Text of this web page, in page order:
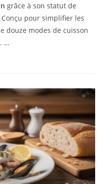
grâce à son statut de
pour simplifier les
douze modes de cuisson
…